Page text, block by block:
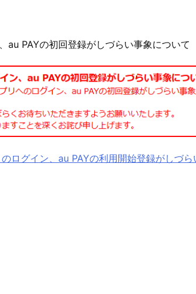
au PAYの初回登録がしづらい事象について
ログイン、au PAYの利用開始登録がしづら